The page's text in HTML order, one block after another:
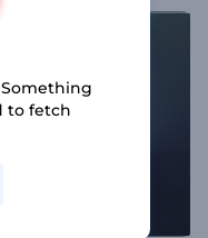
Something
to fetch